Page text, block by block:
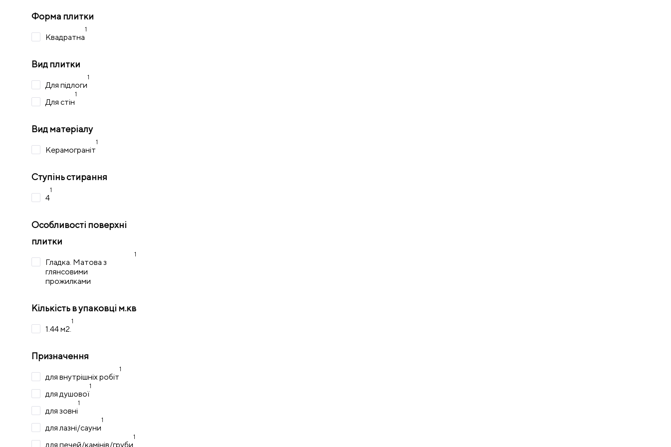
Форма плитки
Квадратна
1
Вид плитки
Для підлоги
1
Для стін
1
Вид матеріалу
Керамограніт
1
Ступінь стирання
4
1
Особливості поверхні
плитки
Гладка. Матова з
глянсовими
прожилками
1
Кількість в упаковці м.кв
1.44 м2.
1
Призначення
для внутрішніх робіт
1
для душової
1
для зовні
1
для лазні/сауни
1
для печей/камінів/груби
1